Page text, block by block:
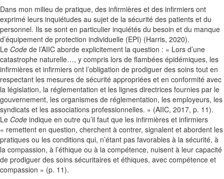
Dans mon milieu de pratique, des infirmières et des infirmiers ont
exprimé leurs inquiétudes au sujet de la sécurité des patients et du
personnel. Ils se sont en particulier inquiétés du besoin et du manque
d’équipement de protection individuelle (EPI) (Harris, 2020).
Le Code de l’AIIC aborde explicitement la question : « Lors d’une
catastrophe naturelle…, y compris lors de flambées épidémiques, les
infirmières et infirmiers ont l’obligation de prodiguer des soins tout en
respectant les mesures de sécurité appropriées et en conformité avec
la législation, la réglementation et les lignes directrices fournies par le
gouvernement, les organismes de réglementation, les employeurs, les
syndicats et les associations professionnelles. » (AIIC, 2017, p. 11).
Le Code indique en outre qu’il faut que les infirmières et infirmiers
« remettent en question, cherchent à contrer, signalent et abordent les
pratiques ou les conditions qui, n’étant pas favorables à la sécurité, à
la compassion, à l’éthique ou à la compétence, nuisent à leur capacité
de prodiguer des soins sécuritaires et éthiques, avec compétence et
compassion » (p. 11).